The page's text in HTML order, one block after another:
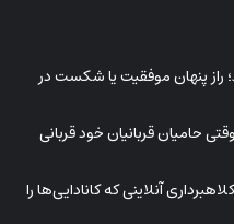
را کاهش دهد؟ کشف تازه
211- 9050 Yonge Street, Richmond
Email: info@iranjavan.net